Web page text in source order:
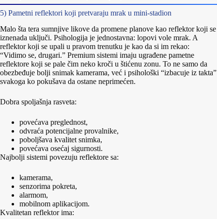
5) Pametni reflektori koji pretvaraju mrak u mini-stadion
Malo šta tera sumnjive likove da promene planove kao reflektor koji se
iznenada uključi. Psihologija je jednostavna: lopovi vole mrak. A
reflektor koji se upali u pravom trenutku je kao da si im rekao:
“Vidimo se, drugari.” Premium sistemi imaju ugrađene pametne
reflektore koji se pale čim neko kroči u štićenu zonu. To ne samo da
obezbeđuje bolji snimak kamerama, već i psihološki “izbacuje iz takta”
svakoga ko pokušava da ostane neprimećen.
Dobra spoljašnja rasveta:
povećava preglednost,
odvraća potencijalne provalnike,
poboljšava kvalitet snimka,
povećava osećaj sigurnosti.
Najbolji sistemi povezuju reflektore sa:
kamerama,
senzorima pokreta,
alarmom,
mobilnom aplikacijom.
Kvalitetan reflektor ima: